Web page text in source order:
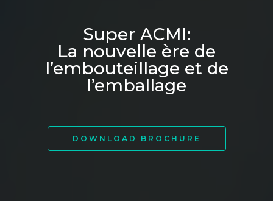
Super ACMI:
La nouvelle ère de
l’embouteillage et de
l’emballage
DOWNLOAD BROCHURE